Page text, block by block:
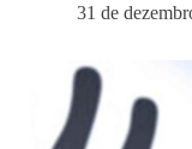
31 de